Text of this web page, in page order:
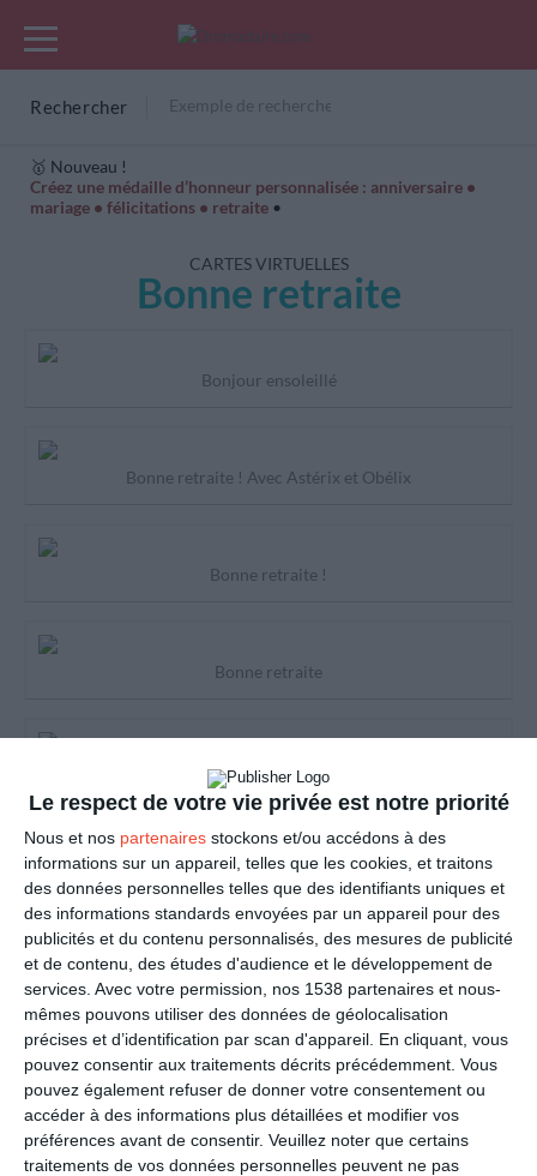
Le respect de votre vie privée est notre priorité
Nous et nos partenaires stockons et/ou accédons à des
informations sur un appareil, telles que les cookies, et traitons
des données personnelles telles que des identifiants uniques et
des informations standards envoyées par un appareil pour des
publicités et du contenu personnalisés, des mesures de publicité
et de contenu, des études d'audience et le développement de
services. Avec votre permission, nos 1538 partenaires et nous-
mêmes pouvons utiliser des données de géolocalisation
précises et d’identification par scan d'appareil. En cliquant, vous
pouvez consentir aux traitements décrits précédemment. Vous
pouvez également refuser de donner votre consentement ou
accéder à des informations plus détaillées et modifier vos
préférences avant de consentir. Veuillez noter que certains
traitements de vos données personnelles peuvent ne pas
Rechercher
🥇 Nouveau !
Créez une médaille d’honneur personnalisée : anniversaire •
mariage • félicitations • retraite •
Cartes Hiver Cadeaux années de naissance
CARTES VIRTUELLES
Bonne retraite
Bonjour ensoleillé
Bonne retraite ! Avec Astérix et Obélix
Bonne retraite !
Bonne retraite
Félicitations pour ta retraite
La retraite c'est la quille
La retraite c'est la quille
Champagne, tchin !
Je pense à toi